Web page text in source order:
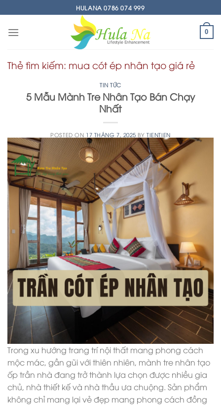
to
content
HULANA 0786 074 999
0
Thẻ tìm kiếm: mua cót ép nhân tạo giá rẻ
TIN TỨC
5 Mẫu Mành Tre Nhân Tạo Bán Chạy
Nhất
POSTED ON 17 THÁNG 7, 2025 BYTIENTIEN
Trong xu hướng trang trí nội thất mang phong cách
mộc mác, gần gũi với thiên nhiên, mành tre nhân tạo
ốp trần nhà đang trở thành lựa chọn được nhiều gia
chủ, nhà thiết kế và nhà thầu ưa chuộng. Sản phẩm
không chỉ mang lại vẻ đẹp mang phong cách đồng